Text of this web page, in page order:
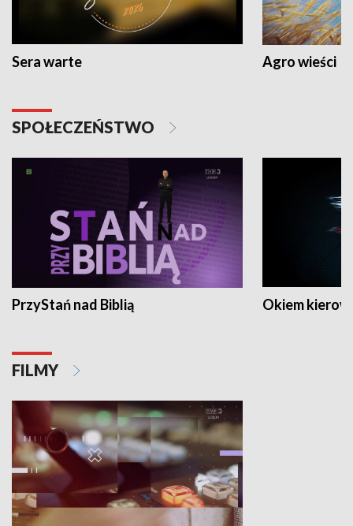
Sera warte Agro wieści
SPOŁECZEŃSTWO
PrzyStań nad Biblią Okiem
FILMY